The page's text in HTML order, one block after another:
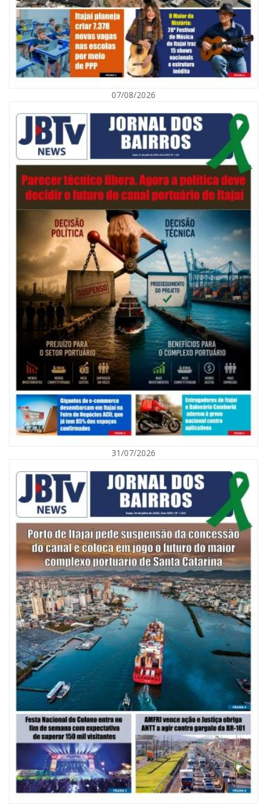
Navegantes celebra 64 anos com shows nacionais de Ferrugem, Banda
Morada e Chiquito & Bordoneio
ITAJAÍ
07/08/2026 | 07:00
Nem toda violência deixa marcas: conheça os sinais de alerta da
BALNEÁRIO CAMBORIÚ
07/08/2026 | 07:00
Saúde de BC promove mutirão de DIU e Implanon na UBS Municípios
neste sábado
POLÍTICA
07/08/2026
31/07/2026